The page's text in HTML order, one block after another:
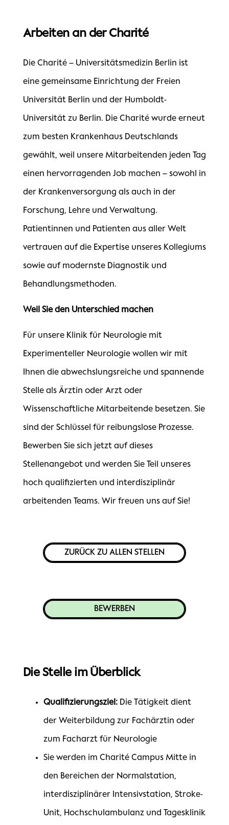
Arbeiten an der Charité
Die Charité – Universitätsmedizin Berlin ist
eine gemeinsame Einrichtung der Freien
Universität Berlin und der Humboldt-
Universität zu Berlin. Die Charité wurde erneut
zum besten Krankenhaus Deutschlands
gewählt, weil unsere Mitarbeitenden jeden Tag
einen hervorragenden Job machen – sowohl in
der Krankenversorgung als auch in der
Forschung, Lehre und Verwaltung.
Patientinnen und Patienten aus aller Welt
vertrauen auf die Expertise unseres Kollegiums
sowie auf modernste Diagnostik und
Behandlungsmethoden.
Weil Sie den Unterschied machen
Für unsere Klinik für Neurologie mit
Experimenteller Neurologie wollen wir mit
Ihnen die abwechslungsreiche und spannende
Stelle als Ärztin oder Arzt oder
Wissenschaftliche Mitarbeitende besetzen. Sie
sind der Schlüssel für reibungslose Prozesse.
Bewerben Sie sich jetzt auf dieses
Stellenangebot und werden Sie Teil unseres
hoch qualifizierten und interdisziplinär
arbeitenden Teams. Wir freuen uns auf Sie!
ZURÜCK ZU ALLEN STELLEN
BEWERBEN
Die Stelle im Überblick
Qualifizierungsziel: Die Tätigkeit dient
der Weiterbildung zur Fachärztin oder
zum Facharzt für Neurologie
Sie werden im Charité Campus Mitte in
den Bereichen der Normalstation,
interdisziplinärer Intensivstation, Stroke-
Unit, Hochschulambulanz und Tagesklinik